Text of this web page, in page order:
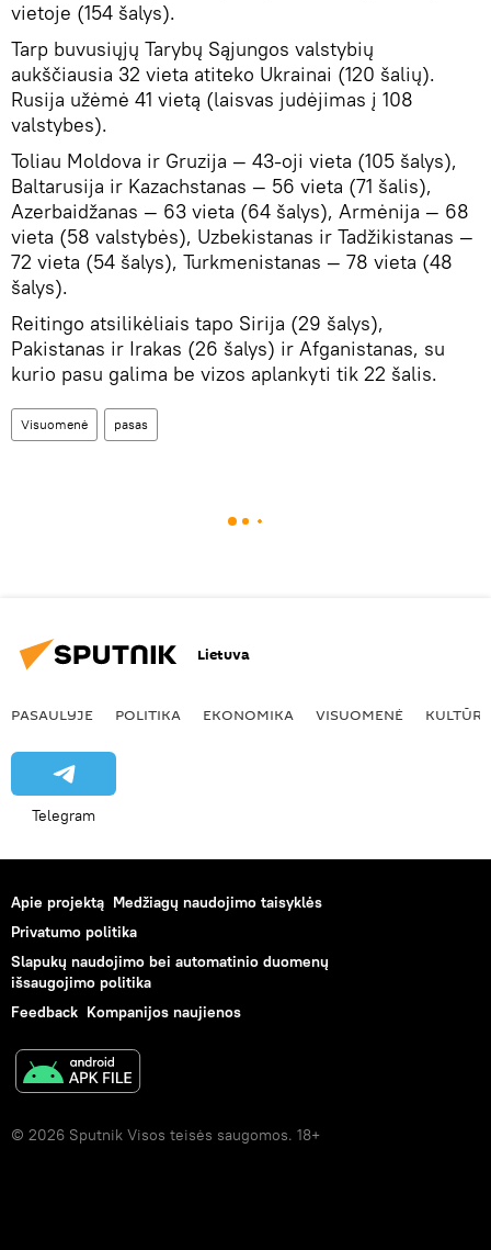
vietoje (154 šalys).
Tarp buvusiųjų Tarybų Sąjungos valstybių
aukščiausia 32 vieta atiteko Ukrainai (120 šalių).
Rusija užėmė 41 vietą (laisvas judėjimas į 108
valstybes).
Toliau Moldova ir Gruzija — 43-oji vieta (105 šalys),
Baltarusija ir Kazachstanas — 56 vieta (71 šalis),
Azerbaidžanas — 63 vieta (64 šalys), Armėnija — 68
vieta (58 valstybės), Uzbekistanas ir Tadžikistanas —
72 vieta (54 šalys), Turkmenistanas — 78 vieta (48
šalys).
Reitingo atsilikėliais tapo Sirija (29 šalys),
Pakistanas ir Irakas (26 šalys) ir Afganistanas, su
kurio pasu galima be vizos aplankyti tik 22 šalis.
Visuomenė pasas
Lietuva
PASAULYJE POLITIKA EKONOMIKA VISUOMENĖ KULTŪRA
Telegram
Apie projektą Medžiagų naudojimo taisyklės
Privatumo politika
Slapukų naudojimo bei automatinio duomenų
išsaugojimo politika
Feedback Kompanijos naujienos
© 2026 Sputnik Visos teisės saugomos. 18+